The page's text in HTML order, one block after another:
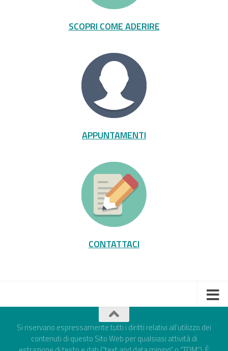
SCOPRI COME ADERIRE
APPUNTAMENTI
CONTATTACI
Si riservano espressamente tutti i diritti relativi all’utilizzo dei
contenuti di questo Sito Web per qualsiasi attività di